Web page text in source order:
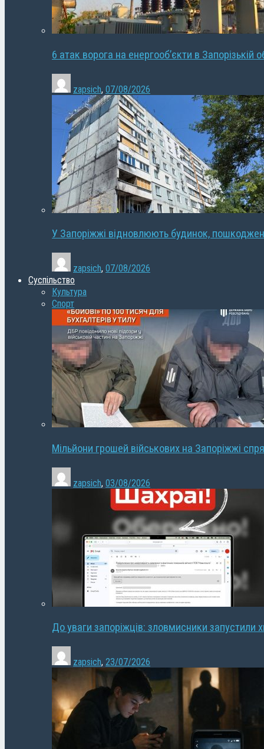
6 атак ворога на енергооб’єкти в Запорізькій
zapsich, 07/08/2026
У Запоріжжі відновлюють будинок,
zapsich, 07/08/2026
Суспільство
Культура
Спорт
Мільйони грошей військових на Запоріжжі
zapsich, 03/08/2026
До уваги запоріжців: зловмисники запустили
zapsich, 23/07/2026